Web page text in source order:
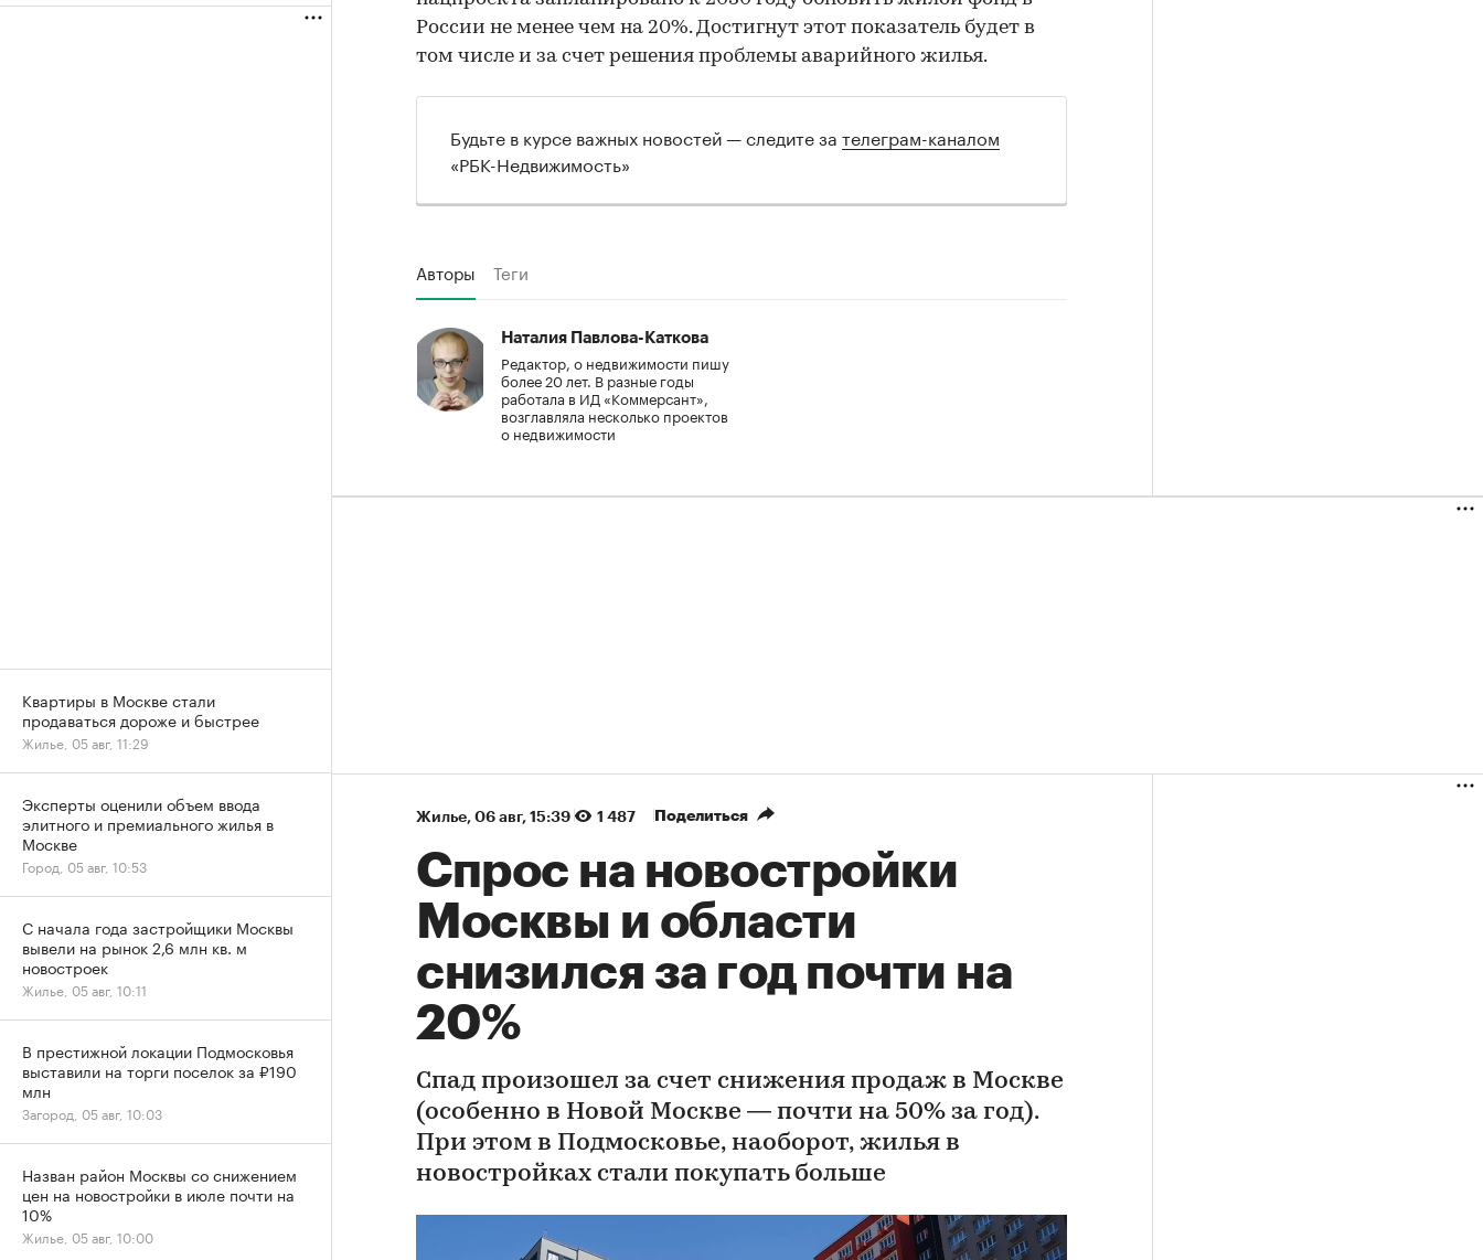
России не менее чем на 20%. Достигнут этот показатель будет в
том числе и за счет решения проблемы аварийного жилья.
Будьте в курсе важных новостей — следите за телеграм-каналом
«РБК-Недвижимость»
Авторы Теги
Наталия Павлова-Каткова
Редактор, о недвижимости пишу
более 20 лет. В разные годы
работала в ИД «Коммерсант»,
возглавляла несколько проектов
о недвижимости
Жилье⁠, 06 авг, 15:39 1 487 Поделиться
Спрос на новостройки
Москвы и области
снизился за год почти на
20%
Спад произошел за счет снижения продаж в Москве
(особенно в Новой Москве — почти на 50% за год).
При этом в Подмосковье, наоборот, жилья в
новостройках стали покупать больше
Квартиры в Москве стали
продаваться дороже и быстрее
Жилье, 05 авг, 11:29
Эксперты оценили объем ввода
элитного и премиального жилья в
Москве
Город, 05 авг, 10:53
С начала года застройщики Москвы
вывели на рынок 2,6 млн кв. м
новостроек
Жилье, 05 авг, 10:11
В престижной локации Подмосковья
выставили на торги поселок за ₽190
млн
Загород, 05 авг, 10:03
Назван район Москвы со снижением
цен на новостройки в июле почти на
10%
Жилье, 05 авг, 10:00